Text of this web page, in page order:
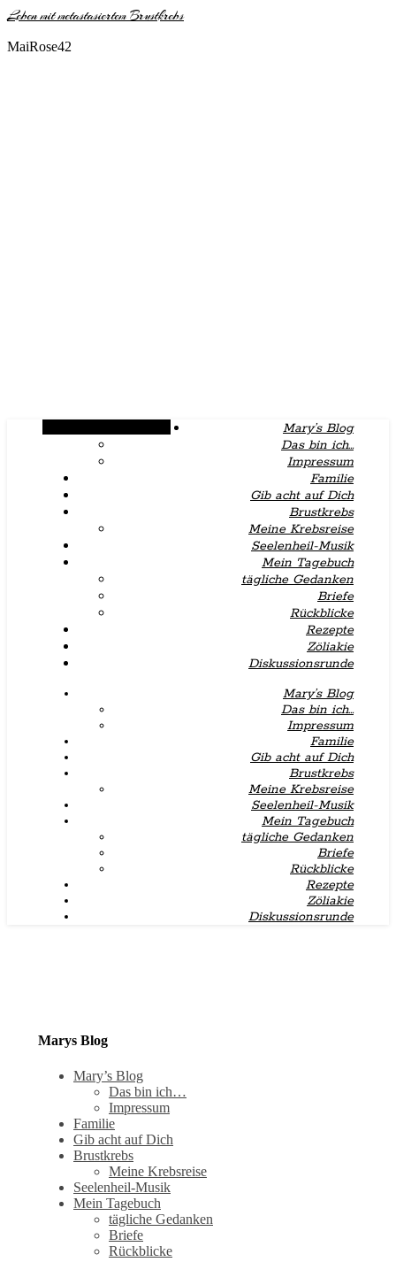
Leben mit metastasiertem Brustkrebs
MaiRose42
Mary’s Blog
Das bin ich…
Impressum
Familie
Gib acht auf Dich
Brustkrebs
Meine Krebsreise
Seelenheil-Musik
Mein Tagebuch
tägliche Gedanken
Briefe
Rückblicke
Rezepte
Zöliakie
Diskussionsrunde
Mary’s Blog
Das bin ich…
Impressum
Familie
Gib acht auf Dich
Brustkrebs
Meine Krebsreise
Seelenheil-Musik
Mein Tagebuch
tägliche Gedanken
Briefe
Rückblicke
Rezepte
Zöliakie
Diskussionsrunde
Marys Blog
Mary’s Blog
Das bin ich…
Impressum
Familie
Gib acht auf Dich
Brustkrebs
Meine Krebsreise
Seelenheil-Musik
Mein Tagebuch
tägliche Gedanken
Briefe
Rückblicke